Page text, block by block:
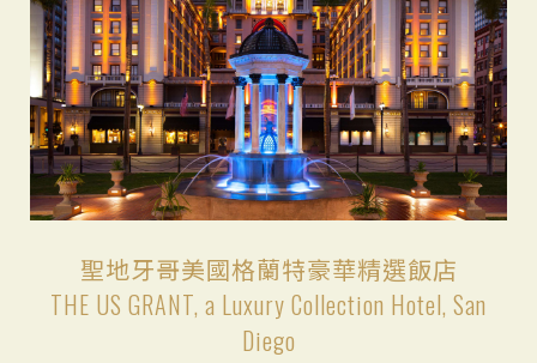
聖地牙哥美國格蘭特豪華精選飯店
THE US GRANT, a Luxury Collection Hotel, San
Diego